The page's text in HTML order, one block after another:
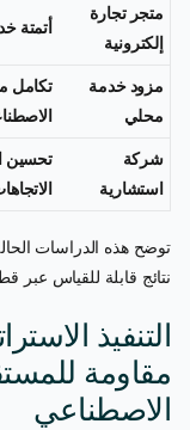
متجر تجارة
إلكترونية
أتمتة
مزود خدمة
محلي
تكامل
شركة
استشارية
تحسين
توضح هذه الدراسات
نتائج قابلة للقياس عبر
التنفيذ
مقاومة
الاصطناعي